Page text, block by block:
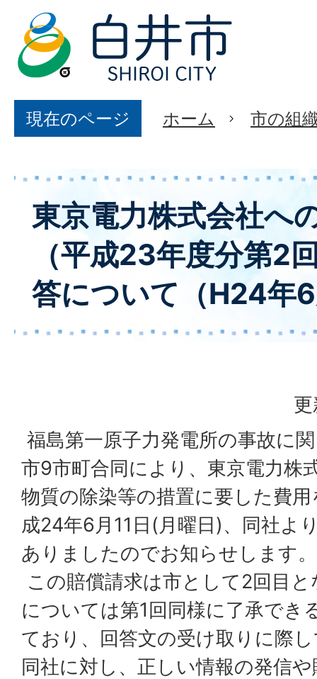
現在のページ ホーム 市の組
東京電力株式会社へ
（平成23年度分第2
答について（H24年
福島第一原子力発電所の事故に
市9市町合同により、東京電力株
物質の除染等の措置に要した費
成24年6月11日(月曜日)、同社よ
ありましたのでお知らせします。
この賠償請求は市として2回目
については第1回同様に了承でき
ており、回答文の受け取りに際
同社に対し、正しい情報の発信